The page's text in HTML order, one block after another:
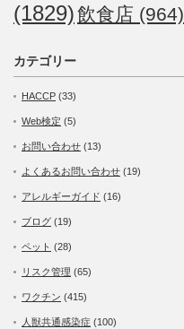
(1829)飲食店 (964)
カテゴリー
HACCP (33)
Web検定 (5)
お問い合わせ (13)
よくあるお問い合わせ (19)
アレルギーガイド (16)
ブログ (19)
ペット (28)
リスク管理 (65)
ワクチン (415)
人獣共通感染症 (100)